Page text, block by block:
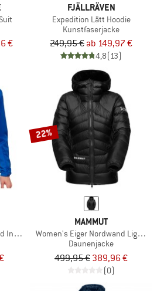
€
FJÄLLRÄVEN
Expedition Lätt Hoodie
Kunstfaserjacke
249,95 € ab 149,97 €
4,8(13)
Insulation Flex Air Hooded
22%
MAMMUT
Women's Eiger Nordwand Light
Daunenjacke
499,95 € 389,96 €
(0)